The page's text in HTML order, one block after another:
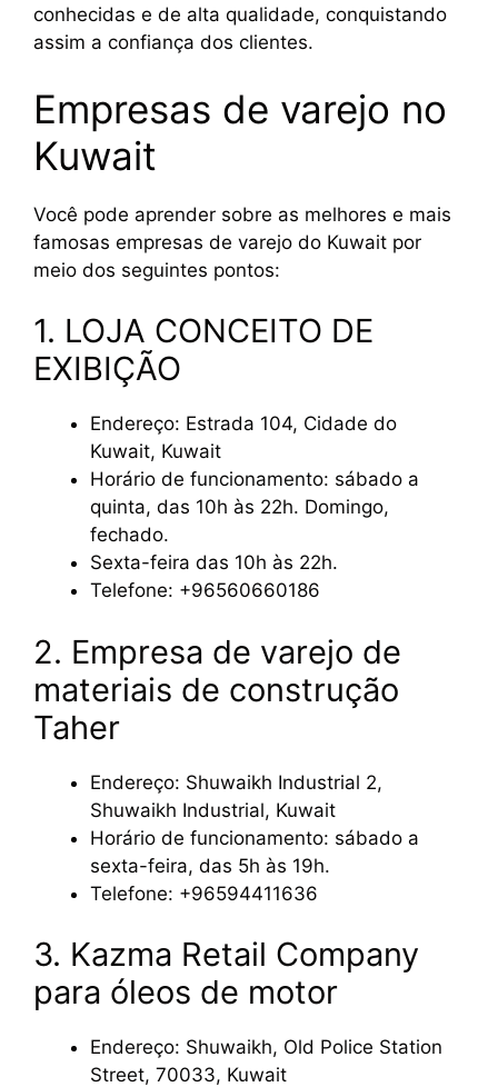
conhecidas e de alta qualidade, conquistando
assim a confiança dos clientes.
Empresas de varejo no
Kuwait
Você pode aprender sobre as melhores e mais
famosas empresas de varejo do Kuwait por
meio dos seguintes pontos:
1. LOJA CONCEITO DE
EXIBIÇÃO
Endereço: Estrada 104, Cidade do
Kuwait, Kuwait
Horário de funcionamento: sábado a
quinta, das 10h às 22h. Domingo,
fechado.
Sexta-feira das 10h às 22h.
Telefone: +96560660186
2. Empresa de varejo de
materiais de construção
Taher
Endereço: Shuwaikh Industrial 2,
Shuwaikh Industrial, Kuwait
Horário de funcionamento: sábado a
sexta-feira, das 5h às 19h.
Telefone: +96594411636
3. Kazma Retail Company
para óleos de motor
Endereço: Shuwaikh, Old Police Station
Street, 70033, Kuwait